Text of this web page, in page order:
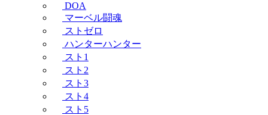
DOA
マーベル闘魂
ストゼロ
ハンターハンター
スト1
スト2
スト3
スト4
スト5